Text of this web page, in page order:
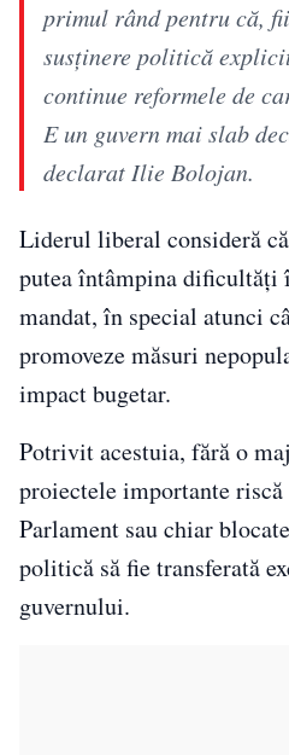
primul rând pentru că,
susținere politică
continue reformele de
E un guvern mai slab
declarat Ilie Bolojan.
Liderul liberal consideră
putea întâmpina dificultăți
mandat, în special atunci
promoveze măsuri
impact bugetar.
Potrivit acestuia, fără o
proiectele importante
Parlament sau chiar
politică să fie transferată
guvernului.